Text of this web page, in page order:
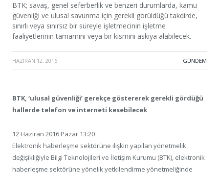
BTK; savaş, genel seferberlik ve benzeri durumlarda, kamu
güvenliği ve ulusal savunma için gerekli görüldüğü takdirde,
sınırlı veya sınırsız bir süreyle işletmecinin işletme
faaliyetlerinin tamamını veya bir kısmını askıya alabilecek.
HAZIRAN 12, 2016 · GÜNDEM
BTK, ‘ulusal güvenliği’ gerekçe göstererek gerekli gördüğü
hallerde telefon ve interneti kesebilecek
12 Haziran 2016 Pazar 13:20
Elektronik haberleşme sektörüne ilişkin yapılan yönetmelik
değişikliğiyle Bilgi Teknolojileri ve İletişim Kurumu (BTK), elektronik
haberleşme sektörüne yönelik yetkilendirme yönetmeliğinde